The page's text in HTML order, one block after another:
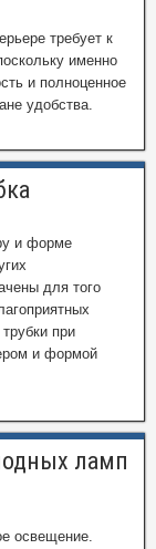
требует к
именно
и полноценное
удобства.
и форме
для того
при
и формой
ламп
освещение.